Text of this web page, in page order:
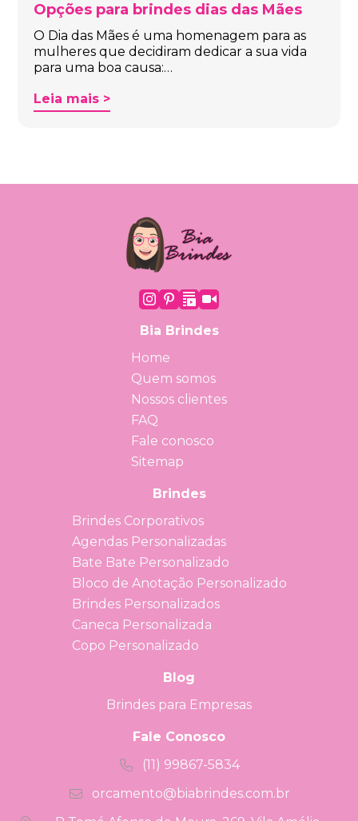
Opções para brindes dias das Mães
O Dia das Mães é uma homenagem para as
mulheres que decidiram dedicar a sua vida
para uma boa causa:…
Leia mais >
Bia Brindes
Home
Quem somos
Nossos clientes
FAQ
Fale conosco
Sitemap
Brindes
Brindes Corporativos
Agendas Personalizadas
Bate Bate Personalizado
Bloco de Anotação Personalizado
Brindes Personalizados
Caneca Personalizada
Copo Personalizado
Blog
Brindes para Empresas
Fale Conosco
(11) 99867-5834
orcamento@biabrindes.com.br